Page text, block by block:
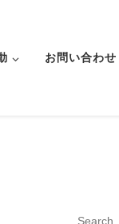
お問い合わせ